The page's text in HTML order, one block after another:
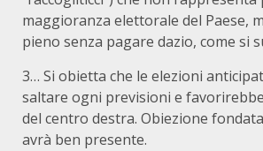
maggioranza elettorale del Paese,
pieno senza pagare dazio, come si
3… Si obietta che le elezioni
saltare ogni previsioni e
del centro destra. Obiezione
avrà ben presente.